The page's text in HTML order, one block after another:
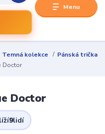
Menu
Temná kolekce
Pánská trička
Doctor
Doctor
9lidí